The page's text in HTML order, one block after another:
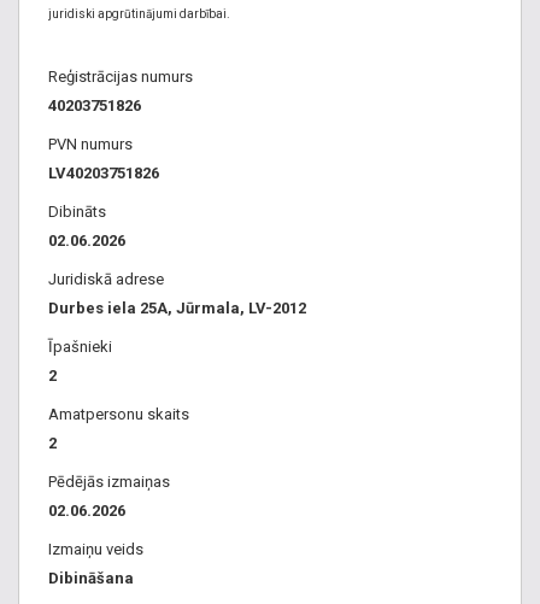
juridiski apgrūtinājumi darbībai.
Reģistrācijas numurs
40203751826
PVN numurs
LV40203751826
Dibināts
02.06.2026
Juridiskā adrese
Durbes iela 25A, Jūrmala, LV-2012
Īpašnieki
2
Amatpersonu skaits
2
Pēdējās izmaiņas
02.06.2026
Izmaiņu veids
Dibināšana